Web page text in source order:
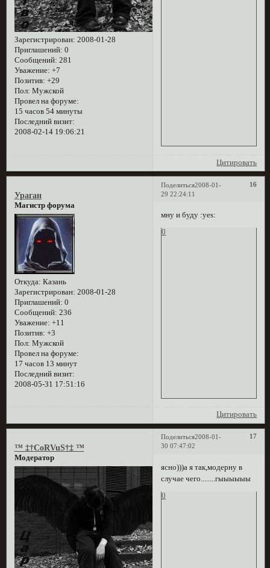
Зарегистрирован: 2008-01-28
Приглашений: 0
Сообщений: 281
Уважение: +7
Позитив: +29
Пол: Мужской
Провел на форуме:
15 часов 54 минуты
Последний визит:
2008-02-14 19:06:21
Цитировать
Поделиться 16
2008-01-
29 22:24:11
Ураган
Магистр форума
Откуда: Казань
Зарегистрирован: 2008-01-28
Приглашений: 0
Сообщений: 236
Уважение: +11
Позитив: +3
Пол: Мужской
Провел на форуме:
17 часов 13 минут
Последний визит:
2008-05-31 17:51:16
мну и буду :yes:
0
Цитировать
Поделиться 17
2008-01-
30 07:47:02
™ ‡†CoRVuS†‡ ™
Модератор
ясно)))а я так,модерну в
случае чего........гыыыыыы
0